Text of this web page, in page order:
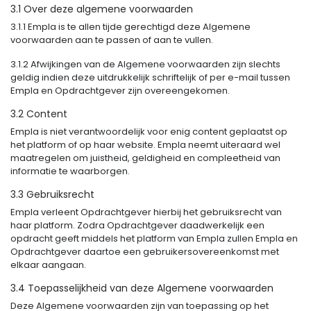
3.1 Over deze algemene voorwaarden
3.1.1 Empla is te allen tijde gerechtigd deze Algemene
voorwaarden aan te passen of aan te vullen.
3.1.2 Afwijkingen van de Algemene voorwaarden zijn slechts
geldig indien deze uitdrukkelijk schriftelijk of per e-mail tussen
Empla en Opdrachtgever zijn overeengekomen.
3.2 Content
Empla is niet verantwoordelijk voor enig content geplaatst op
het platform of op haar website. Empla neemt uiteraard wel
maatregelen om juistheid, geldigheid en compleetheid van
informatie te waarborgen.
3.3 Gebruiksrecht
Empla verleent Opdrachtgever hierbij het gebruiksrecht van
haar platform. Zodra Opdrachtgever daadwerkelijk een
opdracht geeft middels het platform van Empla zullen Empla en
Opdrachtgever daartoe een gebruikersovereenkomst met
elkaar aangaan.
3.4 Toepasselijkheid van deze Algemene voorwaarden
Deze Algemene voorwaarden zijn van toepassing op het